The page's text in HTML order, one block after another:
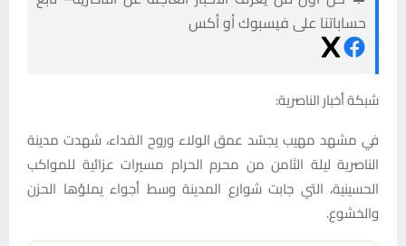
حساباتنا على فيسبوك أو أكس
شبكة أخبار الناصرية:
في مشهد مهيب يجسّد عمق الولاء وروح الفداء، شهدت مدينة
الناصرية ليلة الثامن من محرم الحرام مسيرات عزائية للمواكب
الحسينية، التي جابت شوارع المدينة وسط أجواء يملؤها الحزن
والخشوع.